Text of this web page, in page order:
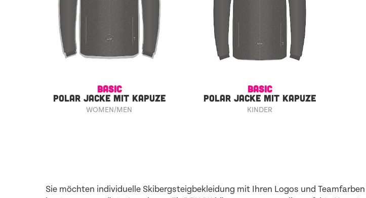
BASIC
POLAR JACKE MIT KAPUZE
WOMEN/MEN
BASIC
POLAR JACKE MIT KAPUZE
KINDER
Sie möchten individuelle Skibergsteigbekleidung mit Ihren Logos und